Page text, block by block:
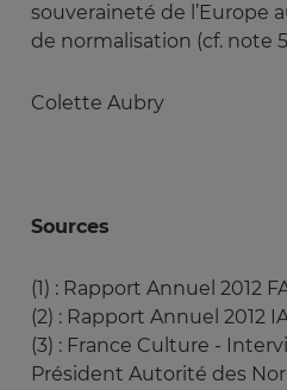
souveraineté de l’Europe
de normalisation (cf. note
Colette Aubry
Sources
(1) : Rapport Annuel 2012
(2) : Rapport Annuel 2012
(3) : France Culture -
Président Autorité des